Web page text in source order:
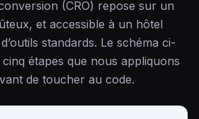
(CRO) repose sur un
et accessible à un hôtel
standards. Le schéma ci-
étapes que nous appliquons
de toucher au code.